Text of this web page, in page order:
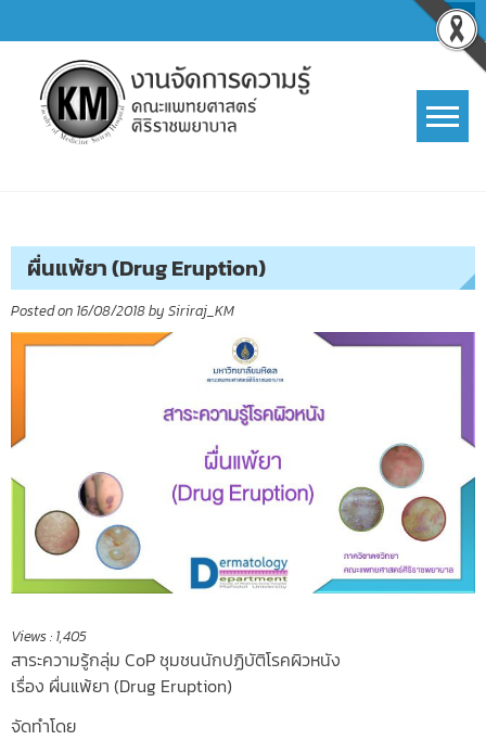
to
content
ผื่นแพ้ยา (Drug Eruption)
Posted on 16/08/2018by Siriraj_KM
Views : 1,405
สาระความรู้กลุ่ม CoP ชุมชนนักปฏิบัติโรคผิวหนัง
เรื่อง ผื่นแพ้ยา (Drug Eruption)
จัดทำโดย